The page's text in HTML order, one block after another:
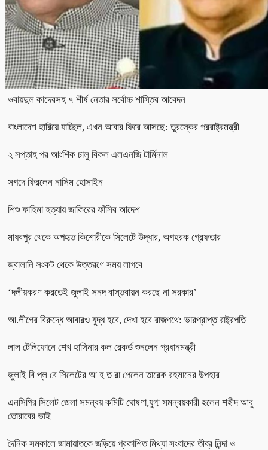
ওবায়দুল কাদেরসহ ৭ শীর্ষ নেতার সর্বোচ্চ শাস্তির আবেদন
বাংলাদেশ হারিয়ে যাচ্ছিল, এখন আবার ফিরে আসছে: তুরস্কের পররাষ্ট্রমন্ত্রী
২ সপ্তাহ পর আংশিক চালু বিকল এলএনজি টার্মিনাল
সপদে ফিরলেন নাসিম হোসাইন
শিশু ফাহিমা হত্যায় জাকিরের ফাঁসির আদেশ
মাধবপুর থেকে অপহৃত কিশোরীকে সিলেটে উদ্ধার, অপহরক গ্রেফতার
জ্বালানি সংকট থেকে উত্তরণে সময় লাগবে
‘দলীয়করণ করতেই জুলাই সনদ বাস্তবায়ন করছে না সরকার’
আ.লীগের বিরুদ্ধে আবারও যুদ্ধ হবে, দেখা হবে রাজপথে: ভারপ্রাপ্ত রাষ্ট্রপতি
লাল টেলিফোনে শেখ হাসিনার কল রেকর্ড শুনলেন প্রধানমন্ত্রী
জুলাই বি প্ল বে সিলেটের আ হ ত রা পেলেন তারেক রহমানের উপহার
এনসিপির সিলেট জেলা সমন্বয় কমিটি ঘোষণা,যুগ্ম সমন্বয়কারী হলেন শহীদ আবু
তোরাবের ভাই
দৈনিক সমকালে জামায়াতকে জড়িয়ে প্রকাশিত মিথ্যা সংবাদের তীব্র নিন্দা ও